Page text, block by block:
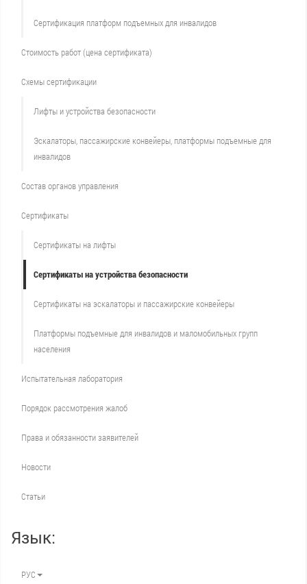
Сертификация платформ подъемных для инвалидов
Стоимость работ (цена сертификата)
Схемы сертификации
Лифты и устройства безопасности
Эскалаторы, пассажирские конвейеры, платформы подъемные для
инвалидов
Состав органов управления
Сертификаты
Сертификаты на лифты
Сертификаты на устройства безопасности
Сертификаты на эскалаторы и пассажирские конвейеры
Платформы подъемные для инвалидов и маломобильных групп
населения
Испытательная лаборатория
Порядок рассмотрения жалоб
Права и обязанности заявителей
Новости
Статьи
Язык:
РУС